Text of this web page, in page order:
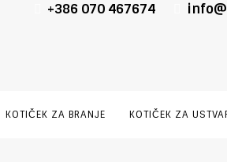
+386 070 467674
KOTIČEK ZA BRANJE KOTIČEK ZA